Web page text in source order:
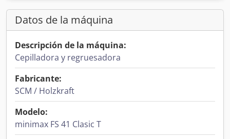
Datos de la máquina
Descripción de la máquina:
Cepilladora y regruesadora
Fabricante:
SCM / Holzkraft
Modelo:
minimax FS 41 Clasic T